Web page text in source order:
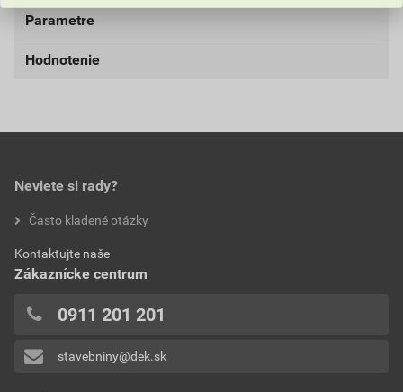
Parametre
farba
norma
hmotnosť
typ
veľkosť
značka
Hodnotenie
0,0
hodnotilo 0 užívateľov
Pridávať hodnotenie môže iba prihlásený užívateľ.
Neviete si rady?
Často kladené otázky
Kontaktujte naše
Zákaznícke centrum
0911 201 201
stavebniny@dek.sk